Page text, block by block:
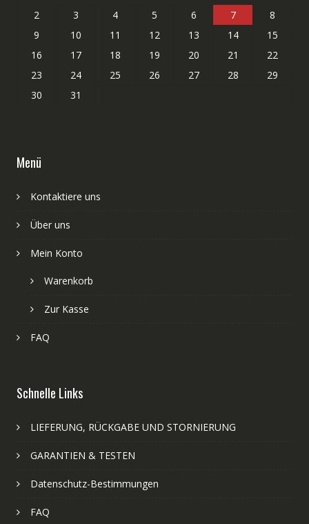
2
3 4 5 6 7
8
9
10 11 12 13 14
15
16
17 18 19 20 21
22
23
24 25 26 27 28
29
30
31
Menü
Kontaktiere uns
Über uns
Mein Konto
Warenkorb
Zur Kasse
FAQ
Schnelle Links
LIEFERUNG, RÜCKGABE UND STORNIERUNG
GARANTIEN & TESTEN
Datenschutz-Bestimmungen
FAQ